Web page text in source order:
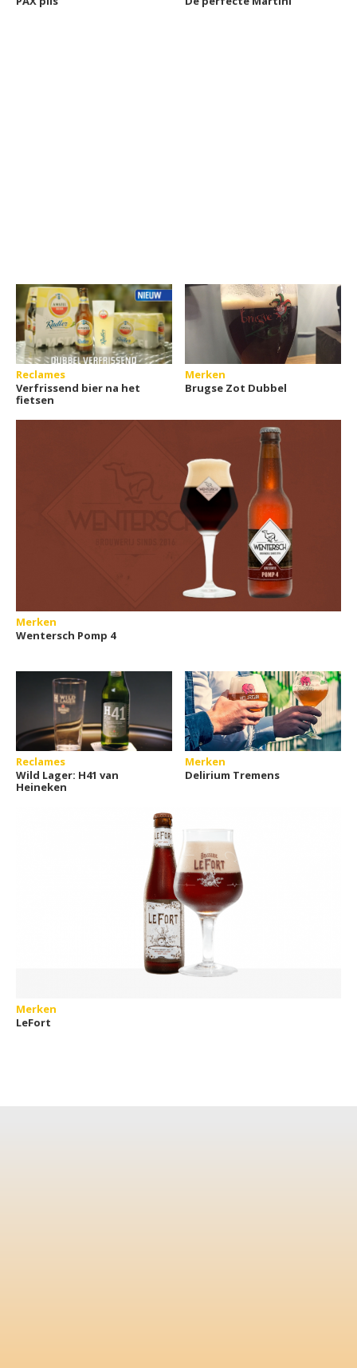
Reclames
Verfrissend bier na het
fietsen
Merken
Brugse Zot Dubbel
Merken
Wentersch Pomp 4
Reclames
Wild Lager: H41 van
Heineken
Merken
Delirium Tremens
Merken
LeFort